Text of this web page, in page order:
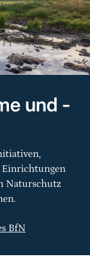
und -
Einrichtungen
Naturschutz
BfN